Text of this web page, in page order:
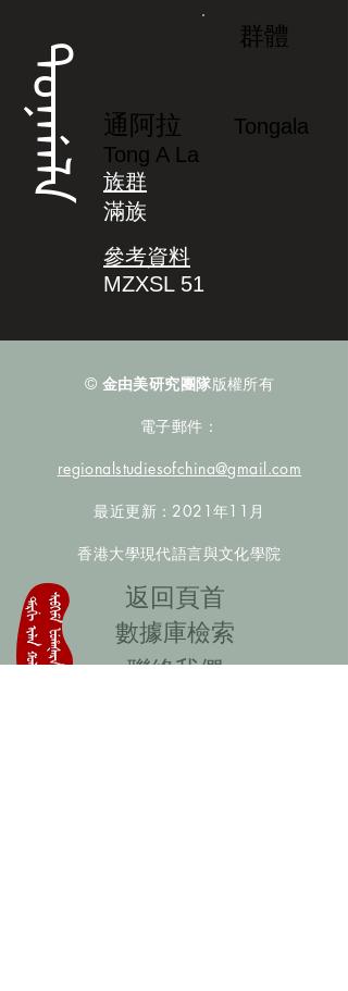
ᡨᠣᠨᡤᠠᠯᠠ
群體
通阿拉
Tongala
Tong A La
族群
滿族
參考資料
MZXSL 51
© 金由美研究團隊版權所有
電子郵件：
regionalstudiesofchina@gmail.com
最近更新：2021年11月
香港大學現代語言與文化學院
​返回頁首
數據庫檢索
聯絡我們